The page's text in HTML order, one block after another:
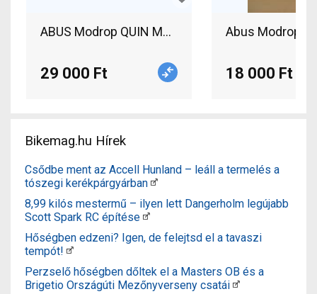
ABUS Modrop QUIN MTB kerékpáros sisak
29 000 Ft 18 000 Ft
Bikemag.hu Hírek
Csődbe ment az Accell Hunland – leáll a termelés a
tószegi kerékpárgyárban
8,99 kilós mestermű – ilyen lett Dangerholm legújabb
Scott Spark RC építése
Hőségben edzeni? Igen, de felejtsd el a tavaszi
tempót!
Perzselő hőségben dőltek el a Masters OB és a
Brigetio Országúti Mezőnyverseny csatái